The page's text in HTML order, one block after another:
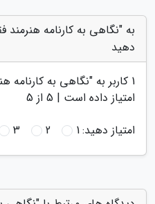
به "نگاهی به کارنامه هنرمند
دهید
1 کاربر به "نگاهی به کارنامه
امتیاز داده است | 5 از 5
امتیاز دهید:1
2
3